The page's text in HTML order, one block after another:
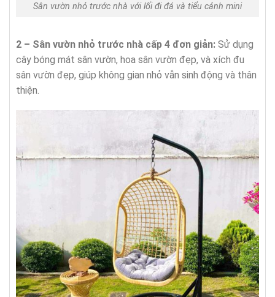
Sân vườn nhỏ trước nhà với lối đi đá và tiểu cảnh mini
2 – Sân vườn nhỏ trước nhà cấp 4 đơn giản: Sử dụng
cây bóng mát sân vườn, hoa sân vườn đẹp, và xích đu
sân vườn đẹp, giúp không gian nhỏ vẫn sinh động và thân
thiện.